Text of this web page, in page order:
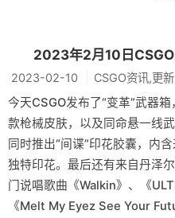
2023年2月10日CSGO
2023-02-10 CSGO资讯,更
今天CSGO发布了“变革”武器
款枪械皮肤，以及同命悬一线
同时推出“间谍”印花胶囊，内
独特印花。最后还有来自丹泽
门说唱歌曲《Walkin》、《
《Melt My Eyez See Your